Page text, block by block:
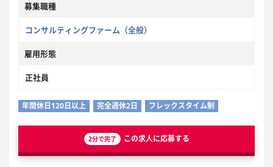
募集職種
コンサルティングファーム（全般）
雇用形態
正社員
年間休日120日以上 完全週休2日 フレックスタイム制
2分で完了 この求人に応募する